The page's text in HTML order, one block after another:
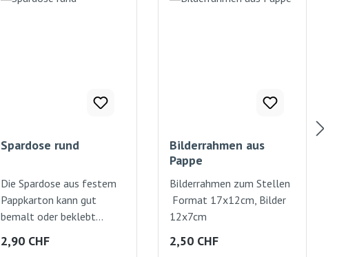
Spardose rund
Die Spardose aus festem
Pappkarton kann gut
bemalt oder beklebt
wiederverschliessbarer
Regulärer Preis:
2,90 CHF
Bilderrahmen aus
Pappe
Bilderrahmen zum Stellen
Format 17x12cm, Bilder
12x7cm
Regulärer Preis:
2,50 CHF